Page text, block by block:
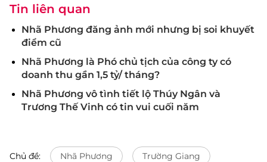
Tin liên quan
Nhã Phương đăng ảnh mới nhưng bị soi khuyết
điểm cũ
Nhã Phương là Phó chủ tịch của công ty có
doanh thu gần 1,5 tỷ/ tháng?
Nhã Phương vô tình tiết lộ Thúy Ngân và
Trương Thế Vinh có tin vui cuối năm
Chủ đề: Nhã Phương Trường Giang